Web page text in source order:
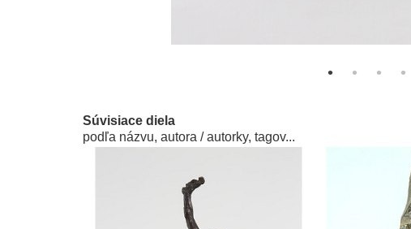
Súvisiace diela
podľa názvu, autora / autorky, tagov...